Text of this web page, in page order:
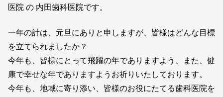
医院 の 内田歯科医院です。
一年の計は、元旦にありと申しますが、皆様はどんな目標
を立てられましたか？
今年も、皆様にとって飛躍の年でありますよう、また、健
康で幸せな年でありますようお祈りいたしております。
今年も、地域に寄り添い、皆様のお役にたてる歯科医院を